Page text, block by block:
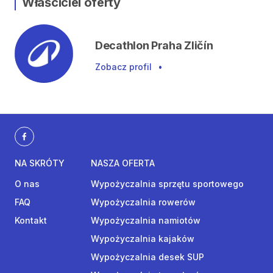
Decathlon Praha Zličín
Zobacz profil •
NA SKRÓTY
O nas
FAQ
Kontakt
NASZA OFERTA
Wypożyczalnia sprzętu sportowego
Wypożyczalnia rowerów
Wypożyczalnia namiotów
Wypożyczalnia kajaków
Wypożyczalnia desek SUP